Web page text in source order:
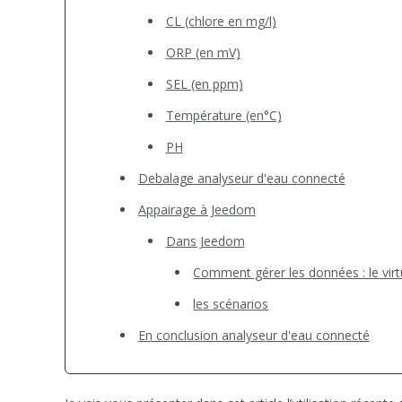
CL (chlore en mg/l)
ORP (en mV)
SEL (en ppm)
Température (en°C)
PH
Debalage analyseur d'eau connecté
Appairage à Jeedom
Dans Jeedom
Comment gérer les données : le
les scénarios
En conclusion analyseur d'eau connecté